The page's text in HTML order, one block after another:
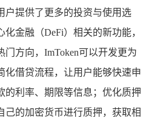
户提供了更多的投资与使用选
金融（DeFi）相关的新功能，
方向，ImToken可以开发更为
化借贷流程，让用户能够快速申
的利率、期限等信息；优化质押
己的加密货币进行质押，获取相